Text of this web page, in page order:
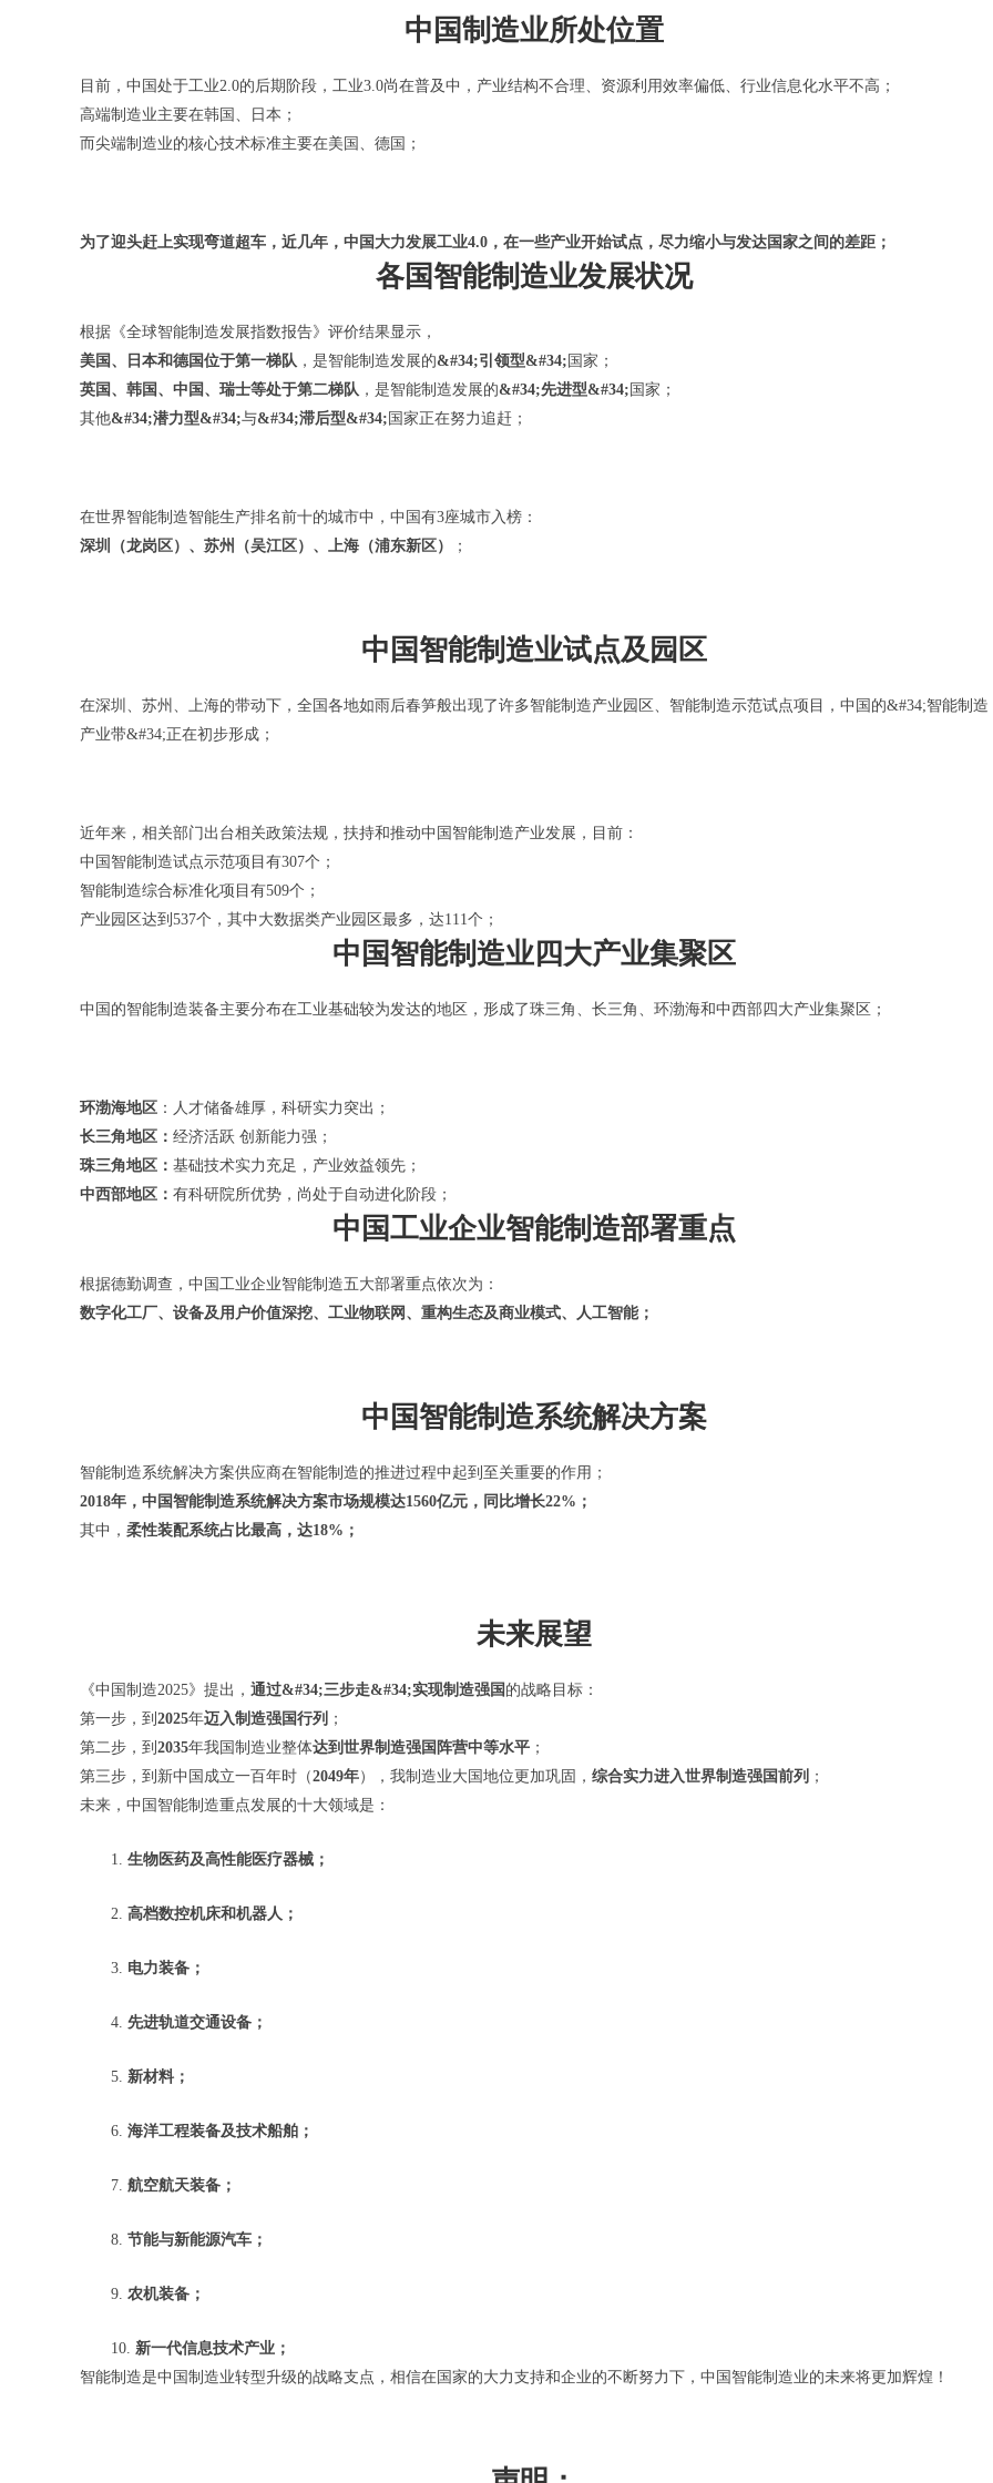
中国制造业所处位置
目前，中国处于工业2.0的后期阶段，工业3.0尚在普及中，产业结构不合理、资源利用效率偏低、行业信息化水平不高；
高端制造业主要在韩国、日本；
而尖端制造业的核心技术标准主要在美国、德国；
为了迎头赶上实现弯道超车，近几年，中国大力发展工业4.0，在一些产业开始试点，尽力缩小与发达国家之间的差距；
各国智能制造业发展状况
根据《全球智能制造发展指数报告》评价结果显示，
美国、日本和德国位于第一梯队 ，是智能制造发展的&#34;引领型&#34; 国家；
英国、韩国、中国、瑞士等处于第二梯队 ，是智能制造发展的&#34;先进型&#34; 国家；
其他&#34;潜力型&#34;与&#34;滞后型&#34; 国家正在努力追赶；
在世界智能制造智能生产排名前十的城市中，中国有3座城市入榜：
深圳（龙岗区）、苏州（吴江区）、上海（浦东新区）
；
中国智能制造业试点及园区
在深圳、苏州、上海的带动下，全国各地如雨后春笋般出现了许多智能制造产业园区、智能制造示范试点项目，中国的&#34;智能制造
产业带&#34;正在初步形成；
近年来，相关部门出台相关政策法规，扶持和推动中国智能制造产业发展，目前：
中国智能制造试点示范项目有307个；
智能制造综合标准化项目有509个；
产业园区达到537个，其中大数据类产业园区最多，达111个；
中国智能制造业四大产业集聚区
中国的智能制造装备主要分布在工业基础较为发达的地区，形成了珠三角、长三角、环渤海和中西部四大产业集聚区；
环渤海地区 ：人才储备雄厚，科研实力突出；
长三角地区： 经济活跃 创新能力强；
珠三角地区： 基础技术实力充足，产业效益领先；
中西部地区： 有科研院所优势，尚处于自动进化阶段；
中国工业企业智能制造部署重点
根据德勤调查，中国工业企业智能制造五大部署重点依次为：
数字化工厂、设备及用户价值深挖、工业物联网、重构生态及商业模式、人工智能；
中国智能制造系统解决方案
智能制造系统解决方案供应商在智能制造的推进过程中起到至关重要的作用；
2018年，中国智能制造系统解决方案市场规模达1560亿元，同比增长22%；
其中， 柔性装配系统占比最高，达18%；
未来展望
《中国制造2025》提出， 通过&#34;三步走&#34;实现制造强国 的战略目标：
第一步，到 2025年迈入制造强国行列 ；
第二步，到 2035年我国制造业整体达到世界制造强国阵营中等水平 ；
第三步，到新中国成立一百年时（2049年），我制造业大国地位更加巩固， 综合实力进入世界制造强国前列 ；
未来，中国智能制造重点发展的十大领域是：
1. 生物医药及高性能医疗器械；
2. 高档数控机床和机器人；
3. 电力装备；
4. 先进轨道交通设备；
5. 新材料；
6. 海洋工程装备及技术船舶；
7. 航空航天装备；
8. 节能与新能源汽车；
9. 农机装备；
10. 新一代信息技术产业；
智能制造是中国制造业转型升级的战略支点，相信在国家的大力支持和企业的不断努力下，中国智能制造业的未来将更加辉煌！